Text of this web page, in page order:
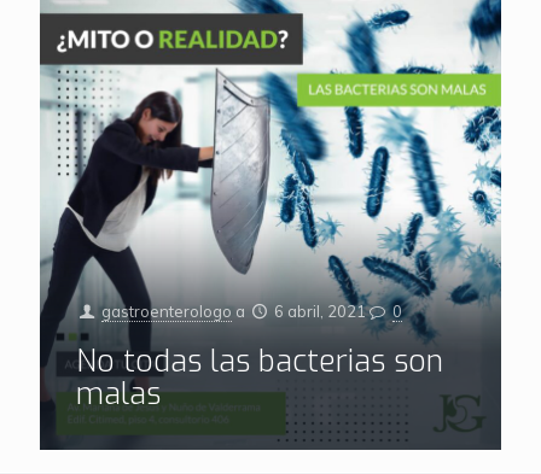
gastroenterologo a 6 abril, 2021 0
No todas las bacterias son
malas